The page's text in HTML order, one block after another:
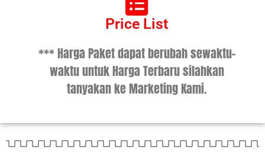
Price List
*** Harga Paket dapat berubah sewaktu-
waktu untuk Harga Terbaru silahkan
tanyakan ke Marketing Kami.